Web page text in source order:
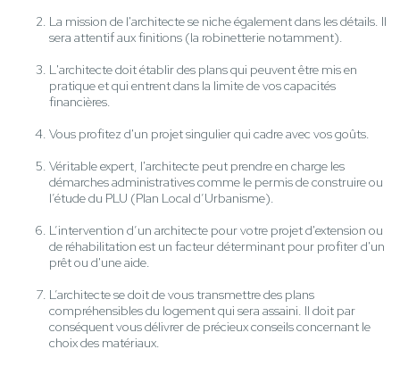
La mission de l'architecte se niche également dans les détails. Il
sera attentif aux finitions (la robinetterie notamment).
L'architecte doit établir des plans qui peuvent être mis en
pratique et qui entrent dans la limite de vos capacités
financières.
Vous profitez d'un projet singulier qui cadre avec vos goûts.
Véritable expert, l'architecte peut prendre en charge les
démarches administratives comme le permis de construire ou
l’étude du PLU (Plan Local d’Urbanisme).
L’intervention d’un architecte pour votre projet d'extension ou
de réhabilitation est un facteur déterminant pour profiter d'un
prêt ou d'une aide.
L’architecte se doit de vous transmettre des plans
compréhensibles du logement qui sera assaini. Il doit par
conséquent vous délivrer de précieux conseils concernant le
choix des matériaux.